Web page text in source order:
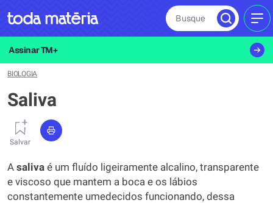
Busque
Assinar TM+
BIOLOGIA
Saliva
Salvar
A saliva é um fluído ligeiramente alcalino, transparente
e viscoso que mantem a boca e os lábios
constantemente umedecidos funcionando, dessa